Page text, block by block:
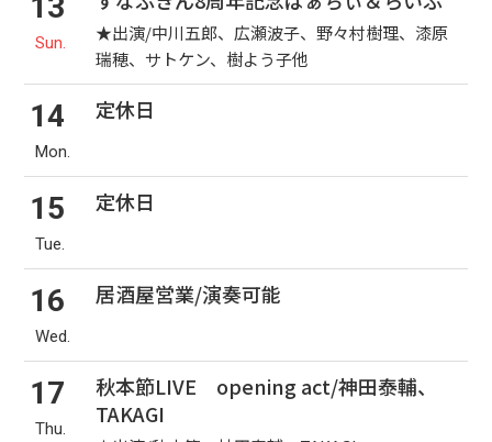
Sun.
★出演/中川五郎、広瀬波子、野々村樹理、漆原
瑞穂、サトケン、樹よう子他
14
Mon.
定休日
15
Tue.
定休日
16
Wed.
居酒屋営業/演奏可能
17
Thu.
秋本節LIVE opening act/神田泰輔、
TAKAGI